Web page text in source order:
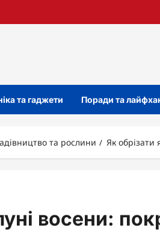
та гаджети Поради та
та рослини Як обрізати
восени: